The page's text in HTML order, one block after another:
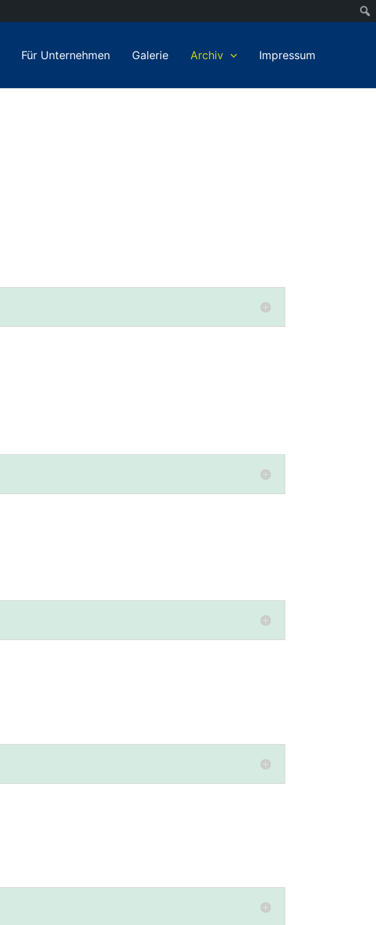
Für Unternehmen Galerie Archiv Impressum